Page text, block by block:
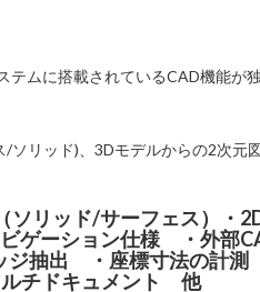
テムに搭載されているCAD機能が
ソリッド)、3Dモデルからの2次
ソリッド/サーフェス）
ゲーション仕様 ・外部
ジ抽出 ・座標寸法の計
チドキュメント 他